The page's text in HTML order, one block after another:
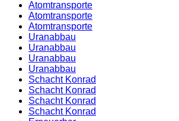
Atomtransporte
Atomtransporte
Atomtransporte
Uranabbau
Uranabbau
Uranabbau
Uranabbau
Schacht Konrad
Schacht Konrad
Schacht Konrad
Schacht Konrad